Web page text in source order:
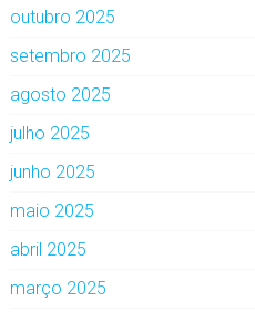
outubro 2025
setembro 2025
agosto 2025
julho 2025
junho 2025
maio 2025
abril 2025
março 2025